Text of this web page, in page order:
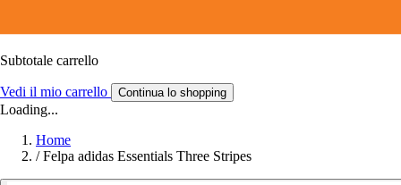
Subtotale carrello
Vedi il mio carrello Continua lo shopping
Loading...
Home
/ Felpa adidas Essentials Three Stripes